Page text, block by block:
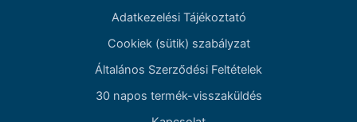
Adatkezelési Tájékoztató
Cookiek (sütik) szabályzat
Általános Szerződési Feltételek
30 napos termék-visszaküldés